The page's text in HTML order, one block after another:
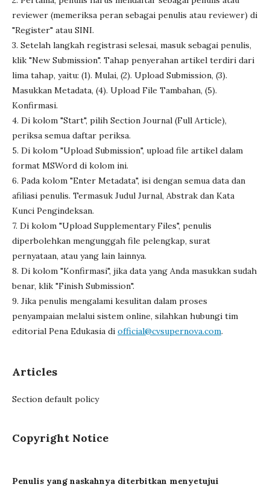
reviewer (memeriksa peran sebagai penulis atau reviewer) di
"Register" atau SINI.
3. Setelah langkah registrasi selesai, masuk sebagai penulis,
klik "New Submission". Tahap penyerahan artikel terdiri dari
lima tahap, yaitu: (1). Mulai, (2). Upload Submission, (3).
Masukkan Metadata, (4). Upload File Tambahan, (5).
Konfirmasi.
4. Di kolom "Start", pilih Section Journal (Full Article),
periksa semua daftar periksa.
5. Di kolom "Upload Submission", upload file artikel dalam
format MSWord di kolom ini.
6. Pada kolom "Enter Metadata", isi dengan semua data dan
afiliasi penulis. Termasuk Judul Jurnal, Abstrak dan Kata
Kunci Pengindeksan.
7. Di kolom "Upload Supplementary Files", penulis
diperbolehkan mengunggah file pelengkap, surat
pernyataan, atau yang lain lainnya.
8. Di kolom "Konfirmasi", jika data yang Anda masukkan sudah
benar, klik "Finish Submission".
9. Jika penulis mengalami kesulitan dalam proses
penyampaian melalui sistem online, silahkan hubungi tim
editorial Pena Edukasia di official@cvsupernova.com.
Articles
Section default policy
Copyright Notice
Penulis yang naskahnya diterbitkan menyetujui